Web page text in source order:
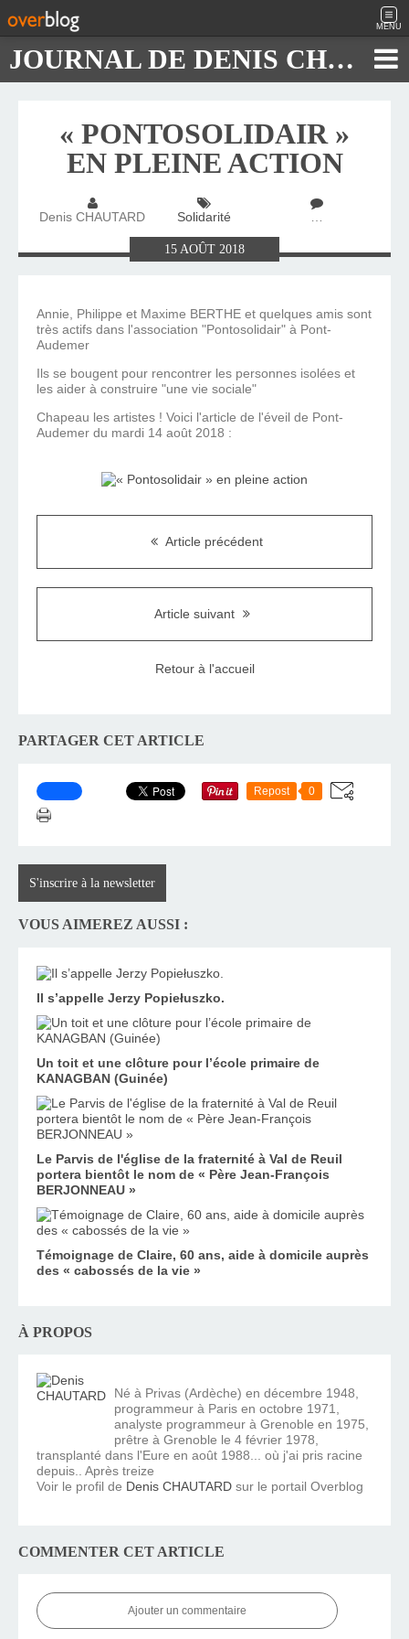
MENU
JOURNAL DE DENIS CHAUTARD
« PONTOSOLIDAIR »
EN PLEINE ACTION
Denis CHAUTARD Solidarité …
15 AOÛT 2018
Annie, Philippe et Maxime BERTHE et quelques amis sont
très actifs dans l'association "Pontosolidair" à Pont-
Audemer
Ils se bougent pour rencontrer les personnes isolées et
les aider à construire "une vie sociale"
Chapeau les artistes ! Voici l'article de l'éveil de Pont-
Audemer du mardi 14 août 2018 :
Article précédent
Article suivant
Retour à l'accueil
PARTAGER CET ARTICLE
Repost 0
S'inscrire à la newsletter
VOUS AIMEREZ AUSSI :
Il s’appelle Jerzy Popiełuszko.
Un toit et une clôture pour l’école primaire de
KANAGBAN (Guinée)
Le Parvis de l'église de la fraternité à Val de Reuil
portera bientôt le nom de « Père Jean-François
BERJONNEAU »
Témoignage de Claire, 60 ans, aide à domicile auprès
des « cabossés de la vie »
À PROPOS
Né à Privas (Ardèche) en décembre 1948,
programmeur à Paris en octobre 1971,
analyste programmeur à Grenoble en 1975,
prêtre à Grenoble le 4 février 1978,
transplanté dans l'Eure en août 1988... où j'ai pris racine
depuis.. Après treize
Voir le profil de Denis CHAUTARD sur le portail Overblog
COMMENTER CET ARTICLE
Ajouter un commentaire